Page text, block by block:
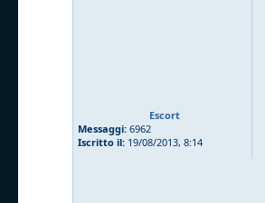
Escort
Messaggi: 6962
Iscritto il: 19/08/2013, 8:14